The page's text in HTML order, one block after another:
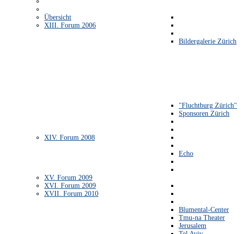
Übersicht
XIII. Forum 2006
Bildergalerie Zürich
"Fluchtburg Zürich"
Sponsoren Zürich
XIV. Forum 2008
Echo
XV. Forum 2009
XVI. Forum 2009
XVII. Forum 2010
Blumental-Center
Tmu-na Theater
Jerusalem